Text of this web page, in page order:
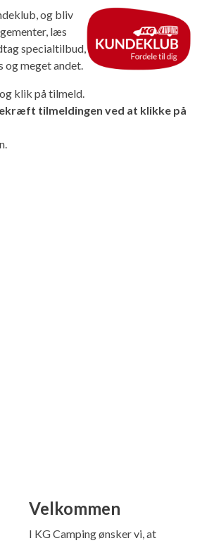
og bliv
læs
specialtilbud,
og meget andet.
klik på tilmeld.
tilmeldingen ved at klikke på
Velkommen
I KG Camping ønsker vi, at